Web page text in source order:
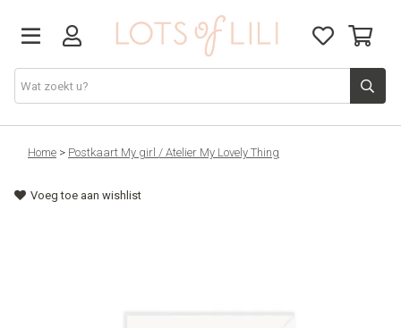
VADERDAG
SOLDEN
Home > Postkaart My girl / Atelier My Lovely Thing
Voeg toe aan wishlist